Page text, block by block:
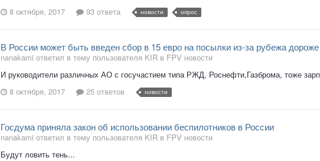
8 октября, 2017
93 ответа новости опрос
В России может быть введен сбор в 15 евро на посылки из-за рубежа
nanakami ответил в тему пользователя KIR в FPV новости
И руководители различных АО с госучастием типа РЖД, Роснефти,Газброма, тоже
8 октября, 2017
25 ответов новости
Госдума приняла закон об использовании беспилотников в России
nanakami ответил в тему пользователя KIR в FPV новости
Будут ловить тень...